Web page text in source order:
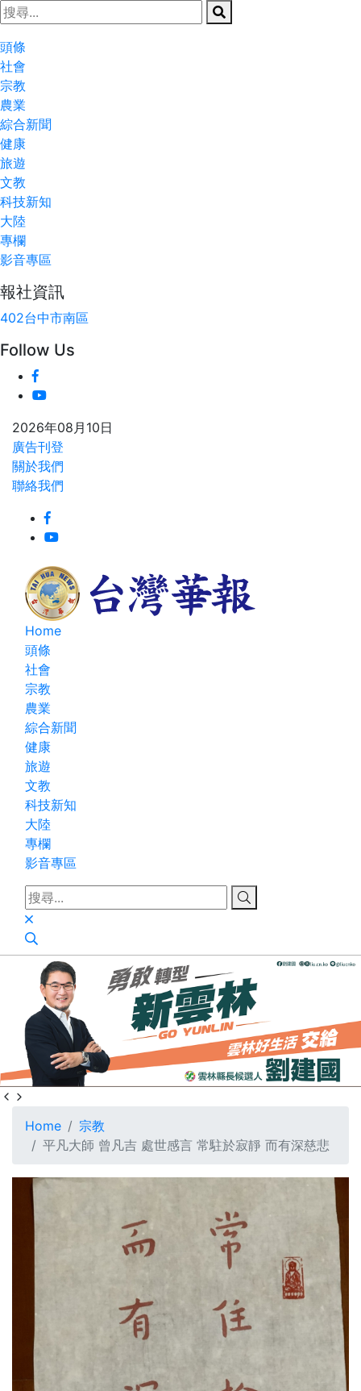
頭條
社會
宗教
農業
綜合新聞
健康
旅遊
文教
科技新知
大陸
專欄
影音專區
報社資訊
402台中市南區
Follow Us
2026年08月10日
廣告刊登
關於我們
聯絡我們
Home
頭條
社會
宗教
農業
綜合新聞
健康
旅遊
文教
科技新知
大陸
專欄
影音專區
Home
宗教
平凡大師 曾凡吉 處世感言 常駐於寂靜 而有深慈悲